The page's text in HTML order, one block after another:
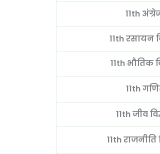
11th
11th रसायन
11th भौतिक
11th
11th जीव
11th राजनीति